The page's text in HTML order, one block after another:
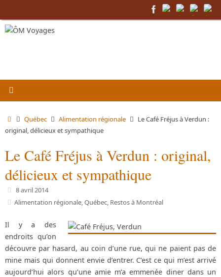
au
contenu
AccueilQuébec Alimentation régionale
Le Café Fréjus à Verdun :
original, délicieux et sympathique
Le Café Fréjus à Verdun : original,
délicieux et sympathique
8 avril 2014
Alimentation régionale,Québec, Restos à Montréal
Il y a des
endroits qu’on
découvre par hasard, au coin d’une rue, qui ne paient pas de
mine mais qui donnent envie d’entrer. C’est ce qui m’est arrivé
aujourd’hui alors qu’une amie m’a emmenée diner dans un